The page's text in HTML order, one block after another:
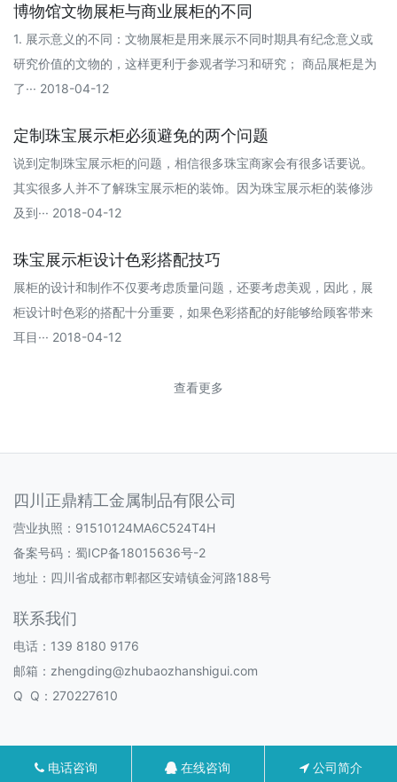
博物馆文物展柜与商业展柜的不同
1. 展示意义的不同：文物展柜是用来展示不同时期具有纪念意义或
研究价值的文物的，这样更利于参观者学习和研究； 商品展柜是为
了··· 2018-04-12
定制珠宝展示柜必须避免的两个问题
说到定制珠宝展示柜的问题，相信很多珠宝商家会有很多话要说。
其实很多人并不了解珠宝展示柜的装饰。因为珠宝展示柜的装修涉
及到··· 2018-04-12
珠宝展示柜设计色彩搭配技巧
展柜的设计和制作不仅要考虑质量问题，还要考虑美观，因此，展
柜设计时色彩的搭配十分重要，如果色彩搭配的好能够给顾客带来
耳目··· 2018-04-12
查看更多
四川正鼎精工金属制品有限公司
营业执照：91510124MA6C524T4H
备案号码： 蜀ICP备18015636号-2
地址：四川省成都市郫都区安靖镇金河路188号
联系我们
电话：139 8180 9176
邮箱：zhengding@zhubaozhanshigui.com
Q Q：270227610
电话咨询 在线咨询 公司简介